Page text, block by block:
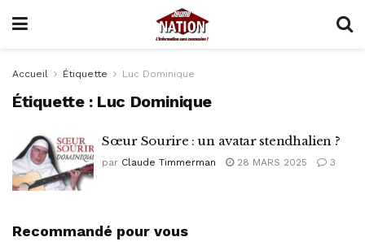
Accueil Étiquette Luc Dominique
Étiquette : Luc Dominique
Sœur Sourire : un avatar stendhalien ?
par Claude Timmerman 28 MARS 2025 3
Recommandé pour vous